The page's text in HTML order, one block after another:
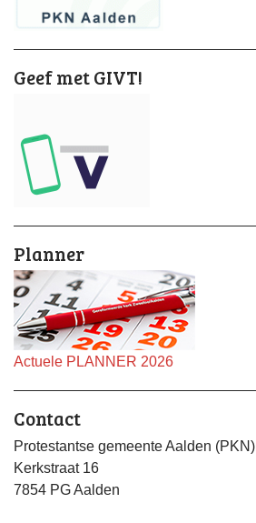
Geef met GIVT!
Planner
Actuele PLANNER 2026
Contact
Protestantse gemeente Aalden (PKN)
Kerkstraat 16
7854 PG Aalden